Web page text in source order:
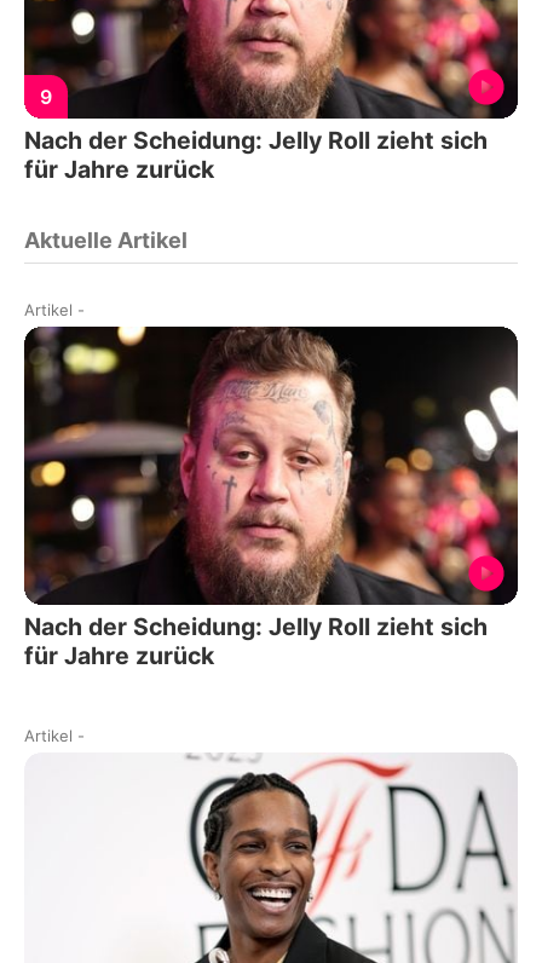
9
Nach der Scheidung: Jelly Roll zieht sich
für Jahre zurück
Aktuelle Artikel
Artikel -
Nach der Scheidung: Jelly Roll zieht sich
für Jahre zurück
Artikel -